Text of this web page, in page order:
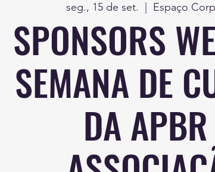
seg., 15 de set. Espaço
SPONSORS
SEMANA DE
DA